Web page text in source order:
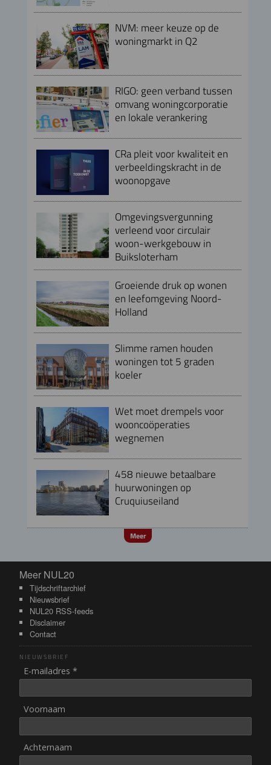
NVM: meer keuze op de
woningmarkt in Q2
RIGO: geen verband tussen
omvang woningcorporatie
en lokale verankering
CRa pleit voor kwaliteit en
verbeeldingskracht in de
woonopgave
Omgevingsvergunning
verleend voor circulair
woon-werkgebouw in
Buiksloterham
Groeiende druk op wonen
en leefomgeving Noord-
Holland
Slimme ramen houden
woningen tot 5 graden
koeler
Wet moet drempels voor
wooncoöperaties
wegnemen
458 nieuwe betaalbare
huurwoningen op
Cruquiuseiland
Meer
Meer NUL20
Meer NUL20
Tijdschriftarchief
Nieuwsbrief
NUL20 RSS-feeds
Disclaimer
Contact
NIEUWSBRIEF
E-mailadres *
Voornaam
Achternaam